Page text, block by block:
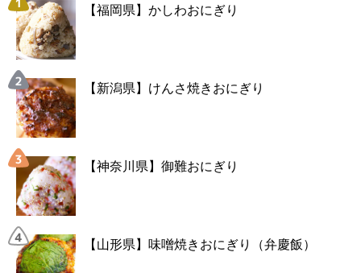
【福岡県】かしわおにぎり
【新潟県】けんさ焼きおにぎり
【神奈川県】御難おにぎり
【山形県】味噌焼きおにぎり（弁慶飯）